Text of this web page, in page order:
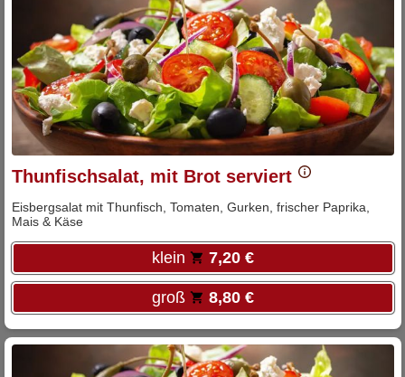
Thunfischsalat, mit Brot serviert
Eisbergsalat mit Thunfisch, Tomaten, Gurken, frischer Paprika,
Mais & Käse
klein 7,20 €
groß 8,80 €